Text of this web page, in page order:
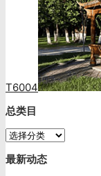
T6004
总类目
总
目
最新动态